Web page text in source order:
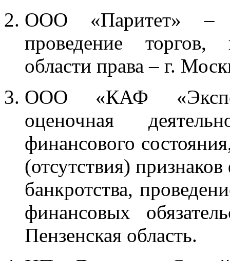
ООО «Паритет» –
проведение торгов,
области права – г.
ООО «КАФ
оценочная
финансового
(отсутствия)
банкротства,
финансовых
Пензенская область.